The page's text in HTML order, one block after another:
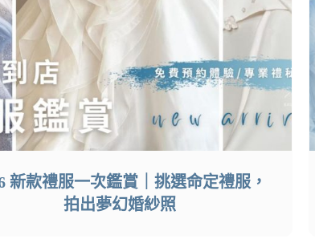
新款禮服一次鑑賞｜挑選命定禮服，
拍出夢幻婚紗照